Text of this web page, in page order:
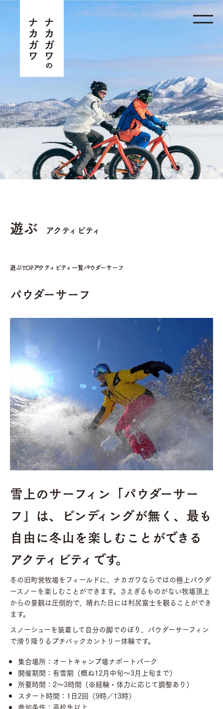
遊ぶ アクティビティ
遊ぶTOPアクティビティ一覧パウダーサーフ
パウダーサーフ
雪上のサーフィン「パウダーサー
フ」は、ビンディングが無く、最も
自由に冬山を楽しむことができる
アクティビティです。
冬の旧町営牧場をフィールドに、ナカガワならではの極上パウダ
ースノーを楽しむことができます。さえぎるものがない牧場頂上
からの景観は圧倒的で、晴れた日には利尻富士を観ることができ
ます。
スノーシューを装着して自分の脚でのぼり、パウダーサーフィン
で滑り降りるプチバックカントリー体験です。
集合場所：オートキャンプ場ナポートパーク
開催期間：有雪期（概ね12月中旬～3月上旬まで）
所要時間：2～3時間（※経験・体力に応じて調整あり）
スタート時間：1日2回（9時／13時）